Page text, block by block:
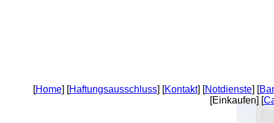
[Home] [Haftungsausschluss] [Kontakt] [Notdienste] [
[Einkaufen] [